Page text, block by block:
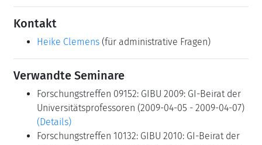
Kontakt
Heike Clemens (für administrative Fragen)
Verwandte Seminare
Forschungstreffen 09152: GIBU 2009: GI-Beirat der
Universitätsprofessoren (2009-04-05 - 2009-04-07)
(Details)
Forschungstreffen 10132: GIBU 2010: GI-Beirat der